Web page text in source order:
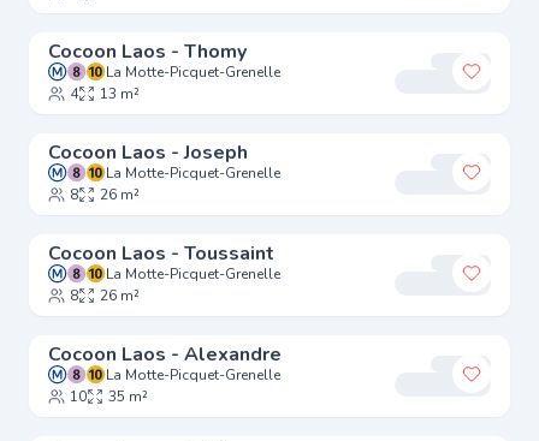
Cocoon Laos - Thomy
La Motte-Picquet-Grenelle
4
13 m²
Cocoon Laos - Joseph
La Motte-Picquet-Grenelle
8
26 m²
Cocoon Laos - Toussaint
La Motte-Picquet-Grenelle
8
26 m²
Cocoon Laos - Alexandre
La Motte-Picquet-Grenelle
10
35 m²